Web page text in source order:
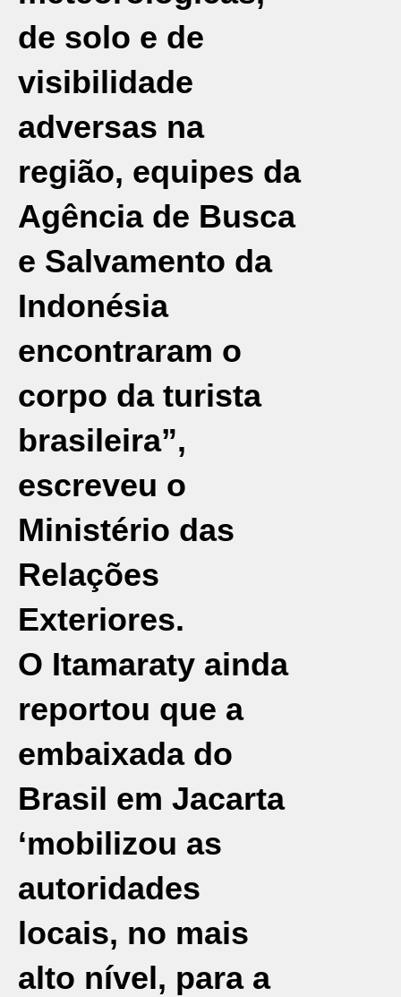
de solo e de
visibilidade
adversas na
região, equipes da
Agência de Busca
e Salvamento da
Indonésia
encontraram o
corpo da turista
brasileira”,
escreveu o
Ministério das
Relações
Exteriores.
O Itamaraty ainda
reportou que a
embaixada do
Brasil em Jacarta
‘mobilizou as
autoridades
locais, no mais
alto nível, para a